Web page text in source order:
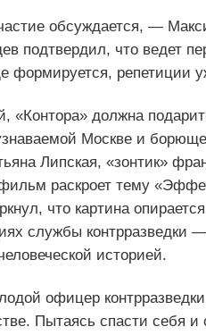
обсуждается, —
подтвердил, что ведет
формируется, репетиции
«Контора» должна
Москве и
Липская, «зонтик»
раскроет тему
что картина
службы
историей.
офицер
Пытаясь спасти себя